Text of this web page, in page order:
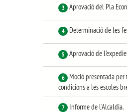
3 Aprovació del Pla
4 Determinació de les
5 Aprovació de
6
Moció presentada
condicions a les escoles
7 Informe de l'Alcaldia.